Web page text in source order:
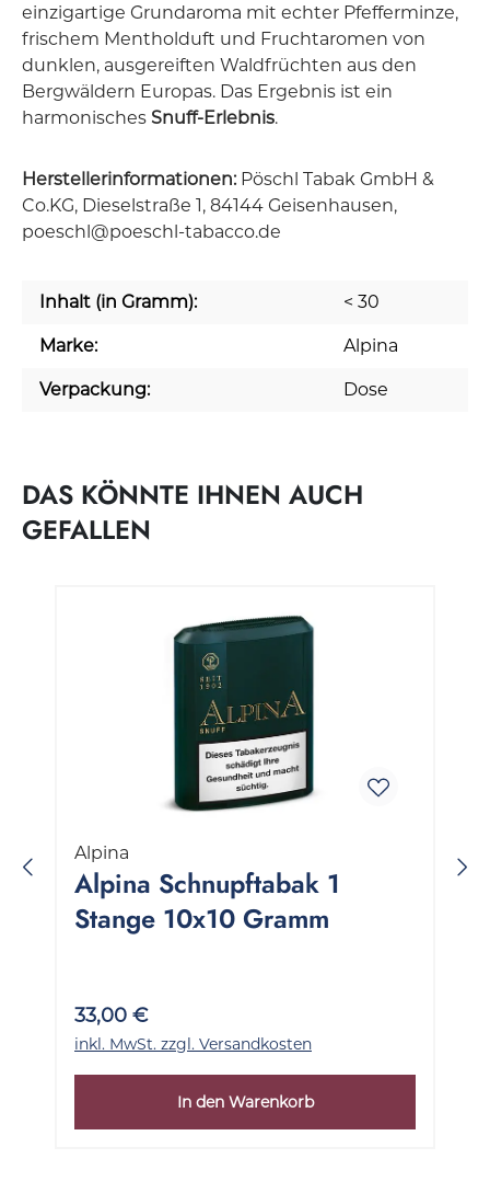
einzigartige Grundaroma mit echter Pfefferminze,
frischem Mentholduft und Fruchtaromen von
dunklen, ausgereiften Waldfrüchten aus den
Bergwäldern Europas. Das Ergebnis ist ein
harmonisches Snuff-Erlebnis.
Herstellerinformationen: Pöschl Tabak GmbH &
Co.KG, Dieselstraße 1, 84144 Geisenhausen,
poeschl@poeschl-tabacco.de
Inhalt (in Gramm): < 30
Marke: Alpina
Verpackung: Dose
DAS KÖNNTE IHNEN AUCH
GEFALLEN
Alpina
Alpina Schnupftabak 1
Stange 10x10 Gramm
33,00 €
inkl. MwSt. zzgl. Versandkosten
In den Warenkorb